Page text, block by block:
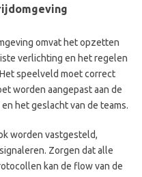
omvat het opzetten
verlichting en het regelen
speelveld moet correct
worden aangepast aan de
het geslacht van de teams.
worden vastgesteld,
Zorgen dat alle
kan de flow van de